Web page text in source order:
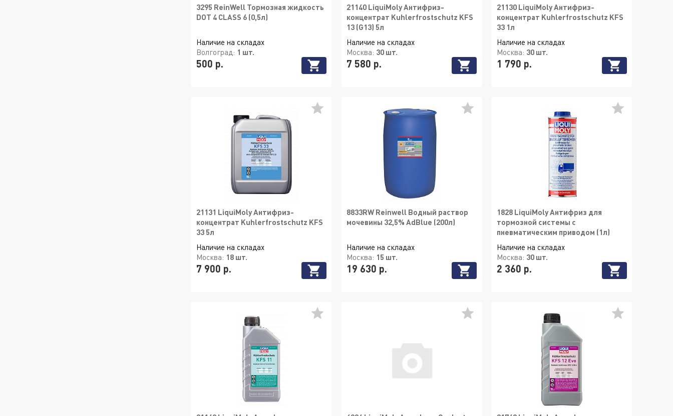
3295 ReinWell Тормозная жидкость
DOT 4 CLASS 6 (0,5л)
Наличие на складах
Волгоград: 1 шт.
500 р.
21140 LiquiMoly Антифриз-
концентрат Kuhlerfrostschutz KFS
13 (G13) 5л
Наличие на складах
Москва: 30 шт.
7 580 р.
21130 LiquiMoly Антифриз-
концентрат Kuhlerfrostschutz KFS
33 1л
Наличие на складах
Москва: 30 шт.
1 790 р.
21131 LiquiMoly Антифриз-
концентрат Kuhlerfrostschutz KFS
33 5л
Наличие на складах
Москва: 18 шт.
7 900 р.
8833RW Reinwell Водный раствор
мочевины 32,5% AdBlue (200л)
Наличие на складах
Москва: 15 шт.
19 630 р.
1828 LiquiMoly Антифриз для
тормозной системы с
пневматическим приводом (1л)
Наличие на складах
Москва: 30 шт.
2 360 р.